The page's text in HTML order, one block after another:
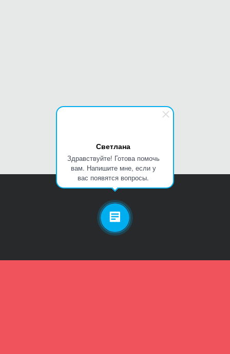
Светлана
Здравствуйте! Готова помочь
вам. Напишите мне, если у
вас появятся вопросы.